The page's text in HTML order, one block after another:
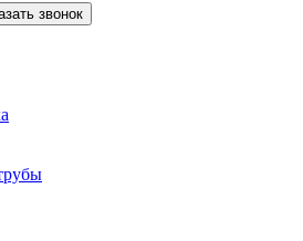
звонок